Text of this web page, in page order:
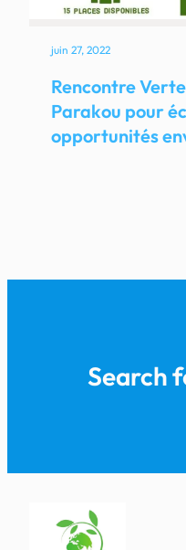
juin 27, 2022
Rencontre
Parakou pour
opportunités
Search